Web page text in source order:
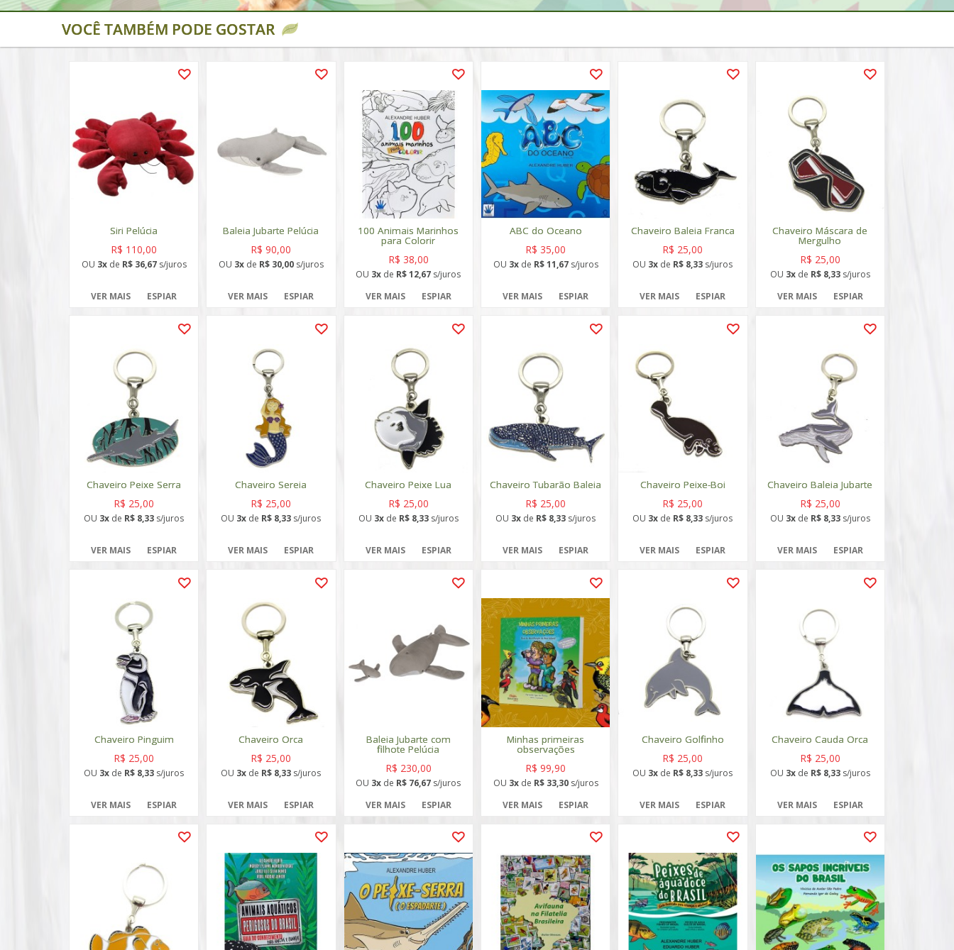
VOCÊ TAMBÉM PODE GOSTAR
Siri Pelúcia
R$ 110,00
OU 3xde R$ 36,67s/juros
VER MAIS ESPIAR
Baleia Jubarte Pelúcia
R$ 90,00
OU 3xde R$ 30,00s/juros
VER MAIS ESPIAR
100 Animais Marinhos
para Colorir
R$ 38,00
OU 3x de R$ 12,67 s/juros
VER MAIS
ESPIAR
ABC do Oceano
R$ 35,00
OU 3xde R$ 11,67s/juros
VER MAIS ESPIAR
Chaveiro Baleia Franca
R$ 25,00
OU 3x de R$ 8,33 s/juros
VER MAIS ESPIAR
Chaveiro Máscara de
Mergulho
R$ 25,00
OU 3xde R$ 8,33s/juros
VER MAIS
ESPIAR
Chaveiro Peixe Serra
R$ 25,00
OU 3x de R$ 8,33 s/juros
VER MAIS ESPIAR
Chaveiro Sereia
R$ 25,00
OU 3x de R$ 8,33 s/juros
VER MAIS ESPIAR
Chaveiro Peixe Lua
R$ 25,00
OU 3xde R$ 8,33s/juros
VER MAIS ESPIAR
Chaveiro Tubarão Baleia
R$ 25,00
OU 3x de R$ 8,33 s/juros
VER MAIS ESPIAR
Chaveiro Peixe-Boi
R$ 25,00
OU 3x de R$ 8,33 s/juros
VER MAIS ESPIAR
Chaveiro Baleia Jubarte
R$ 25,00
OU 3xde R$ 8,33s/juros
VER MAIS ESPIAR
Chaveiro Pinguim
R$ 25,00
OU 3x de R$ 8,33 s/juros
VER MAIS ESPIAR
Chaveiro Orca
R$ 25,00
OU 3x de R$ 8,33 s/juros
VER MAIS ESPIAR
Baleia Jubarte com
filhote Pelúcia
R$ 230,00
OU 3x de R$ 76,67 s/juros
VER MAIS
ESPIAR
Minhas primeiras
observações
R$ 99,90
OU 3xde R$ 33,30s/juros
VER MAIS
ESPIAR
Chaveiro Golfinho
R$ 25,00
OU 3x de R$ 8,33 s/juros
VER MAIS ESPIAR
Chaveiro Cauda Orca
R$ 25,00
OU 3xde R$ 8,33s/juros
VER MAIS ESPIAR